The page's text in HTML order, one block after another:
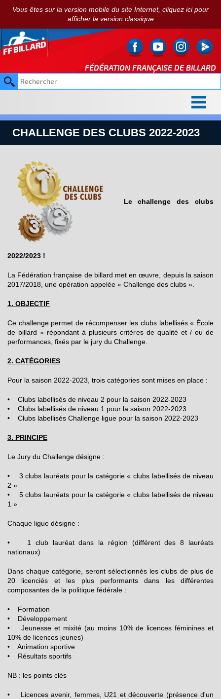
Vous êtes sur la version mobile du site Internet, cliquez ici pour
afficher la version classique
FÉDÉRATION FRANÇAISE DE BILLARD
CHALLENGE DES CLUBS 2022-2023
Le challenge des clubs
2022/2023 !
La Fédération française de billard met en œuvre, depuis la saison
2017/2018, une opération appelée « Challenge des clubs ».
1. OBJECTIF
Ce challenge permet de récompenser les clubs labellisés « École
de billard » répondant à plusieurs critères de qualité et / ou de
performances, fixés par le jury du Challenge.
2. CATÉGORIES
Pour la saison 2022-2023, trois catégories sont mises en place :
• Clubs labellisés de niveau 2 pour la saison 2022-2023
• Clubs labellisés de niveau 1 pour la saison 2022-2023
• Clubs labellisés Challenge ligue pour la saison 2022-2023
3. PRINCIPE
Le Jury du Challenge désigne :
• 3 clubs lauréats pour la catégorie « clubs labellisés de niveau
2 »
• 5 clubs lauréats pour la catégorie « clubs labellisés de niveau
1 »
Chaque ligue désigne :
• 1 club lauréat dans la région (différent des 8 lauréats
nationaux)
Dans chaque catégorie, seront sélectionnés les clubs de plus de
20 licenciés et les plus performants dans les différentes
composantes de la politique fédérale :
• Formation
• Développement
• Jeunesse et mixité (au moins 10% de licences féminines et
10% de licences jeunes)
• Animation sportive
• Résultats sportifs
NB : les points clés
• Licences avenir, femmes, U21 et découverte (présence d'un